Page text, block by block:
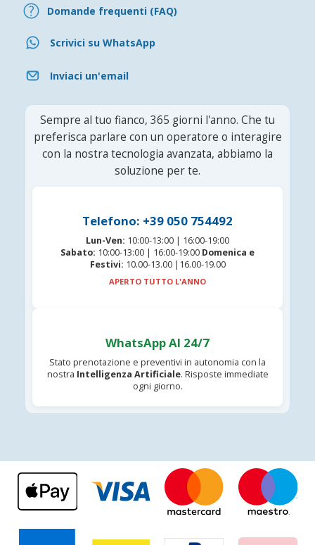
Domande frequenti (FAQ)
Scrivici su WhatsApp
Inviaci un'email
Sempre al tuo fianco, 365 giorni l'anno. Che tu
preferisca parlare con un operatore o interagire
con la nostra tecnologia avanzata, abbiamo la
soluzione per te.
Telefono: +39 050 754492
Lun-Ven: 10:00-13:00 | 16:00-19:00
Sabato: 10:00-13:00 | 16:00-19:00 Domenica e
Festivi: 10.00-13.00 |16.00-19.00
APERTO TUTTO L'ANNO
WhatsApp AI 24/7
Stato prenotazione e preventivi in autonomia con la
nostra Intelligenza Artificiale. Risposte immediate
ogni giorno.